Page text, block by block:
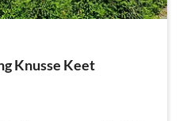
Knusse Keet